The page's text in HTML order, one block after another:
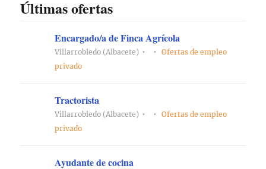
Últimas ofertas
Encargado/a de Finca Agrícola
Villarrobledo (Albacete)
Ofertas de empleo
privado
Tractorista
Villarrobledo (Albacete)
Ofertas de empleo
privado
Ayudante de cocina